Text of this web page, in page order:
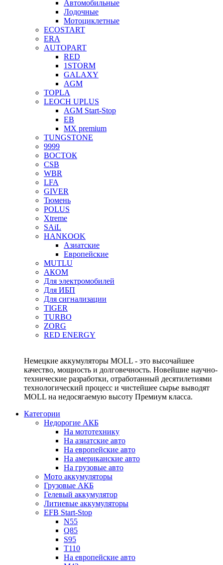
Автомобильные
Лодочные
Мотоциклетные
ECOSTART
ERA
AUTOPART
RED
1STORM
GALAXY
AGM
TOPLA
LEOCH UPLUS
AGM Start-Stop
EB
MX premium
TUNGSTONE
9999
ВОСТОК
CSB
WBR
LFA
GIVER
Тюмень
POLUS
Xtreme
SAiL
HANKOOK
Азиатские
Европейские
MUTLU
АКОМ
Для электромобилей
Для ИБП
Для сигнализации
TIGER
TURBO
ZORG
RED ENERGY
Немецкие аккумуляторы MOLL - это высочайшее
качество, мощность и долговечность. Новейшие научно-
технические разработки, отработанный десятилетиями
технологический процесс и чистейшее сырье выводят
MOLL на недосягаемую высоту Премиум класса.
Категории
Недорогие АКБ
На мототехнику
На азиатские авто
На европейские авто
На американские авто
На грузовые авто
Мото аккумуляторы
Грузовые АКБ
Гелевый аккумулятор
Литиевые аккумуляторы
EFB Start-Stop
N55
Q85
S95
T110
На европейские авто